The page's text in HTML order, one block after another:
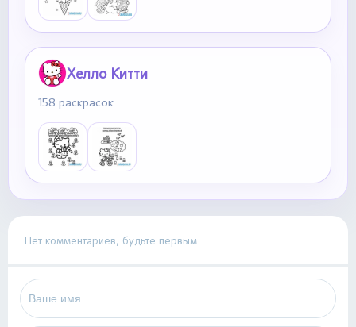
Хелло Китти
158 раскрасок
Нет комментариев, будьте первым